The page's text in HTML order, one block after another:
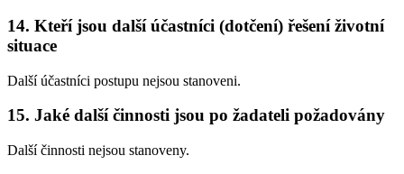
14. Kteří jsou další účastníci (dotčení) řešení životní
situace
Další účastníci postupu nejsou stanoveni.
15. Jaké další činnosti jsou po žadateli požadovány
Další činnosti nejsou stanoveny.